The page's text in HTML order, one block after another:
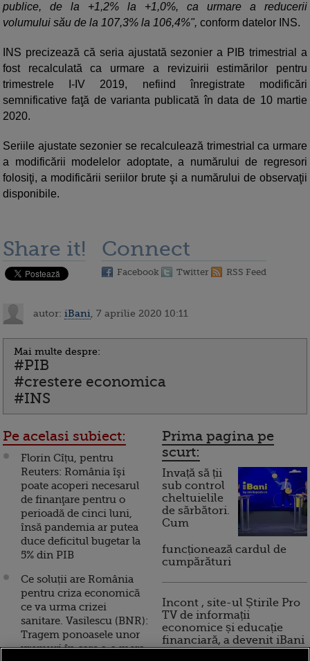
publice, de la +1,2% la +1,0%, ca urmare a reducerii
volumului său de la 107,3% la 106,4%", conform datelor INS.
INS precizează că seria ajustată sezonier a PIB trimestrial a
fost recalculată ca urmare a revizuirii estimărilor pentru
trimestrele I-IV 2019, nefiind înregistrate modificări
semnificative faţă de varianta publicată în data de 10 martie
2020.
Seriile ajustate sezonier se recalculează trimestrial ca urmare
a modificării modelelor adoptate, a numărului de regresori
folosiţi, a modificării seriilor brute şi a numărului de observaţii
disponibile.
Share it! Connect
Facebook Twitter RSS Feed
autor: iBani , 7 aprilie 2020 10:11
Mai multe despre:
#PIB
#crestere economica
#INS
Pe acelasi subiect:
Florin Cîțu, pentru
Reuters: România îşi
poate acoperi necesarul
de finanţare pentru o
perioadă de cinci luni,
însă pandemia ar putea
duce deficitul bugetar la
5% din PIB
Ce soluții are România
pentru criza economică
ce va urma crizei
sanitare. Vasilescu (BNR):
Tragem ponoasele unor
vremuri în care s-a mers
Prima pagina pe
scurt:
Invață să ții
sub control
cheltuielile
de sărbători.
Cum
funcționează cardul de
cumpărături
Incont , site-ul Știrile Pro
TV de informații
economice și educație
financiară, a devenit iBani